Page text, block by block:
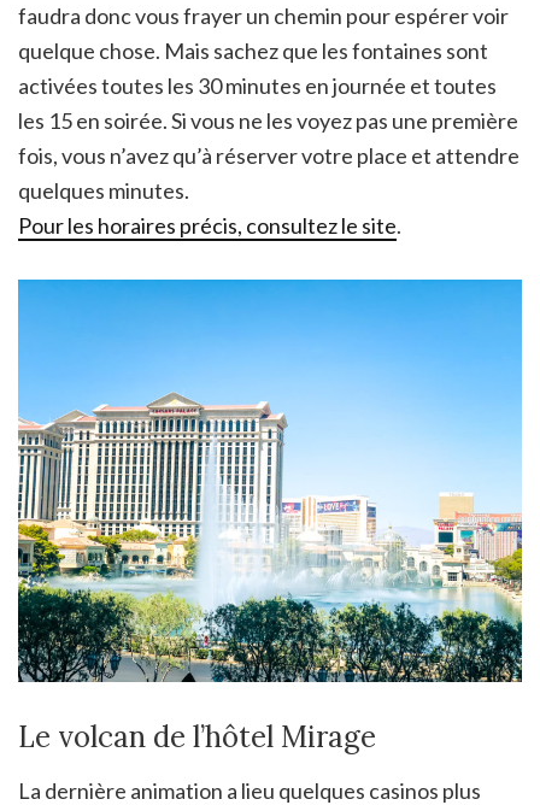
faudra donc vous frayer un chemin pour espérer voir
quelque chose. Mais sachez que les fontaines sont
activées toutes les 30 minutes en journée et toutes
les 15 en soirée. Si vous ne les voyez pas une première
fois, vous n’avez qu’à réserver votre place et attendre
quelques minutes.
Pour les horaires précis, consultez le site.
Le volcan de l’hôtel Mirage
La dernière animation a lieu quelques casinos plus